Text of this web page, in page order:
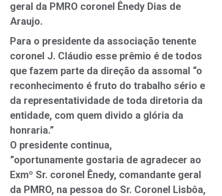
geral da PMRO coronel Ênedy Dias de
Araujo.
Para o presidente da associação tenente
coronel J. Cláudio esse prêmio é de todos
que fazem parte da direção da assomal “o
reconhecimento é fruto do trabalho sério e
da representatividade de toda diretoria da
entidade, com quem divido a glória da
honraria.”
O presidente continua,
”oportunamente gostaria de agradecer ao
Exmº Sr. coronel Ênedy, comandante geral
da PMRO, na pessoa do Sr. Coronel Lisbôa,